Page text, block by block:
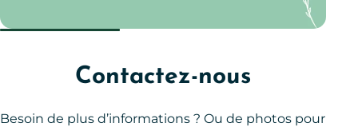
Contactez-nous
Besoin de plus d’informations ? Ou de photos pour